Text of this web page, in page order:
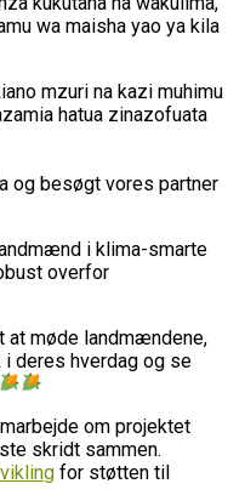
wa maisha yao ya kila
mzuri na kazi muhimu
hatua zinazofuata
og besøgt vores partner
i klima-smarte
overfor
møde landmændene,
deres hverdag og se
om projektet
skridt sammen.
for støtten til